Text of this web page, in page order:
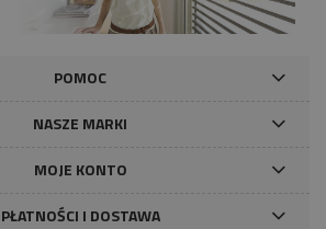
POMOC
NASZE MARKI
MOJE KONTO
PŁATNOŚCI I DOSTAWA